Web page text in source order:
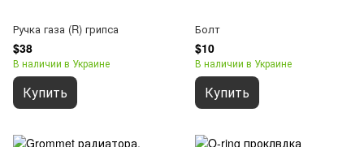
Ручка газа (R) грипса
$38
В наличии в Украине
Купить
Болт
$10
В наличии в Украине
Купить